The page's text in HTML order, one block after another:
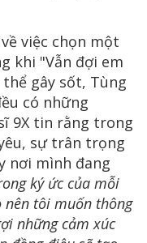
việc chọn một
khi "Vẫn đợi em
gây sốt, Tùng
có những
9X tin rằng trong
sự trân trọng
nơi mình đang
ký ức của mỗi
nên tôi muốn thông
những cảm xúc